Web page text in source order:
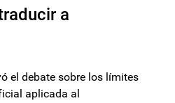
a
el debate sobre los límites
aplicada al